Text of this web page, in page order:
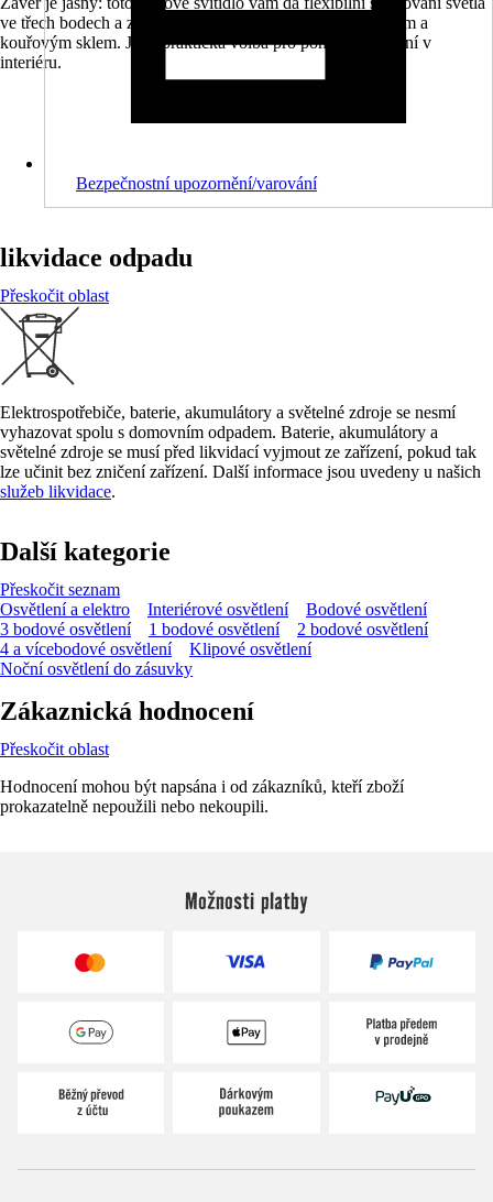
ve třech bodech a zároveň nabídne moderní vzhled s kovem a
kouřovým sklem. Je to praktická volba pro pohodlné svícení v
interiéru.
Bezpečnostní upozornění/varování
likvidace odpadu
Přeskočit oblast
Elektrospotřebiče, baterie, akumulátory a světelné zdroje se nesmí
vyhazovat spolu s domovním odpadem. Baterie, akumulátory a
světelné zdroje se musí před likvidací vyjmout ze zařízení, pokud tak
lze učinit bez zničení zařízení. Další informace jsou uvedeny u našich
služeb likvidace.
Další kategorie
Přeskočit seznam
Osvětlení a elektro
Interiérové osvětlení
Bodové osvětlení
3 bodové osvětlení
1 bodové osvětlení
2 bodové osvětlení
4 a vícebodové osvětlení
Klipové osvětlení
Noční osvětlení do zásuvky
Zákaznická hodnocení
Přeskočit oblast
Hodnocení mohou být napsána i od zákazníků, kteří zboží
prokazatelně nepoužili nebo nekoupili.
Možnosti platby